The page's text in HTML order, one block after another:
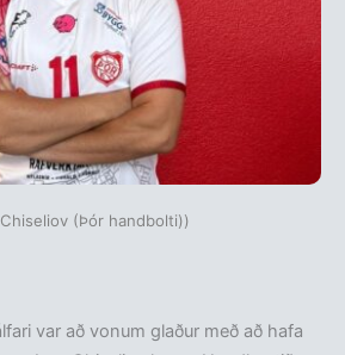
(Þór handbolti))
var að vonum glaður með að hafa